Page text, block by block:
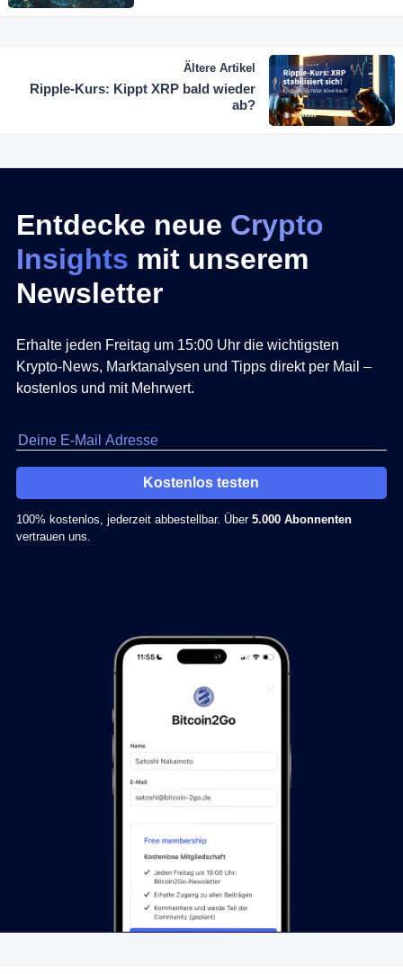
Ältere Artikel
Ripple-Kurs: Kippt XRP bald wieder
ab?
Entdecke neue Crypto
Insights mit unserem
Newsletter
Erhalte jeden Freitag um 15:00 Uhr die wichtigsten
Krypto-News, Marktanalysen und Tipps direkt per Mail –
kostenlos und mit Mehrwert.
Kostenlos testen
100% kostenlos, jederzeit abbestellbar. Über 5.000 Abonnenten
vertrauen uns.